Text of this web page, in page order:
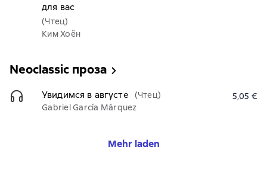
для вас
(Чтец)
Ким Хоён
Neoclassic проза
Увидимся в августе
(Чтец)
Gabriel García Márquez
5,05 €
Mehr laden